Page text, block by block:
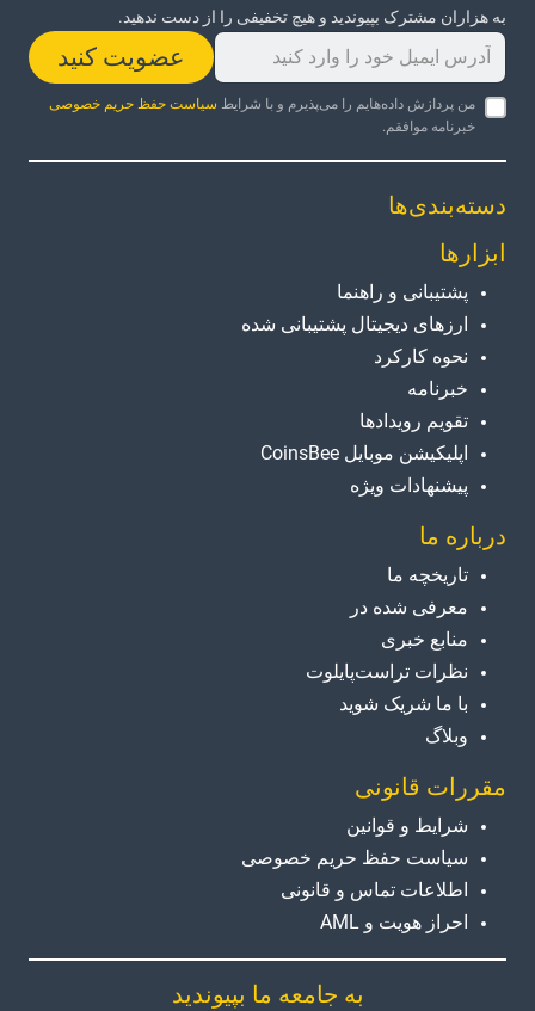
به هزاران مشترک بپیوندید و هیچ تخفیفی را از دست ندهید.
عضویت کنید
من پردازش داده‌هایم را می‌پذیرم و با شرایط سیاست حفظ حریم خصوصی
خبرنامه موافقم.
دسته‌بندی‌ها
ابزارها
پشتیبانی و راهنما
ارزهای دیجیتال پشتیبانی شده
نحوه کارکرد
خبرنامه
تقویم رویدادها
اپلیکیشن موبایل CoinsBee
پیشنهادات ویژه
درباره ما
تاریخچه ما
معرفی شده در
منابع خبری
نظرات تراست‌پایلوت
با ما شریک شوید
وبلاگ
مقررات قانونی
شرایط و قوانین
سیاست حفظ حریم خصوصی
اطلاعات تماس و قانونی
احراز هویت و AML
به جامعه ما بپیوندید